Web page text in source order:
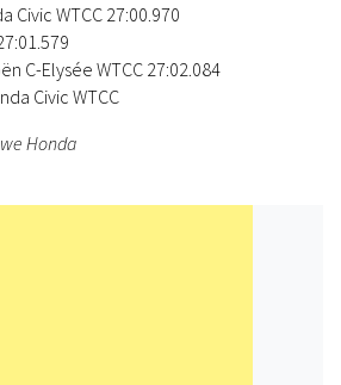
Civic WTCC 27:00.970
C-Elysée WTCC 27:02.084
Civic WTCC
Honda